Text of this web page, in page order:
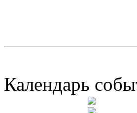
Календарь